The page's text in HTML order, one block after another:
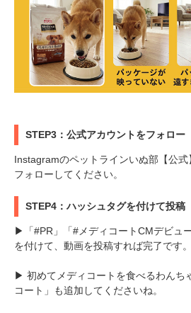
STEP3：公式アカウントをフォロー
Instagramのペットラインいぬ部【公式
フォローしてください。
STEP4：ハッシュタグを付けて投稿
▶「#PR」「#メディコートCMデビュ
を付けて、動画を投稿すれば完了です。
▶ 初めてメディコートを食べるわんち
コート」も追加してくださいね。